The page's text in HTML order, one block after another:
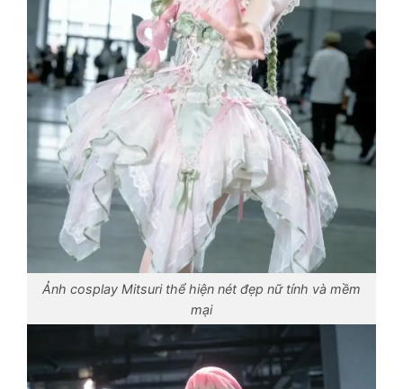
Ảnh cosplay Mitsuri thể hiện nét đẹp nữ tính và mềm
mại